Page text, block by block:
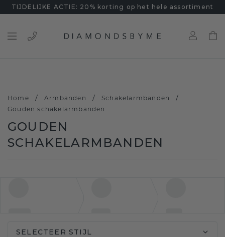
TIJDELIJKE ACTIE: 20% korting op het hele assortiment
Home / Armbanden / Schakelarmbanden /
Gouden schakelarmbanden
GOUDEN
SCHAKELARMBANDEN
SELECTEER STIJL